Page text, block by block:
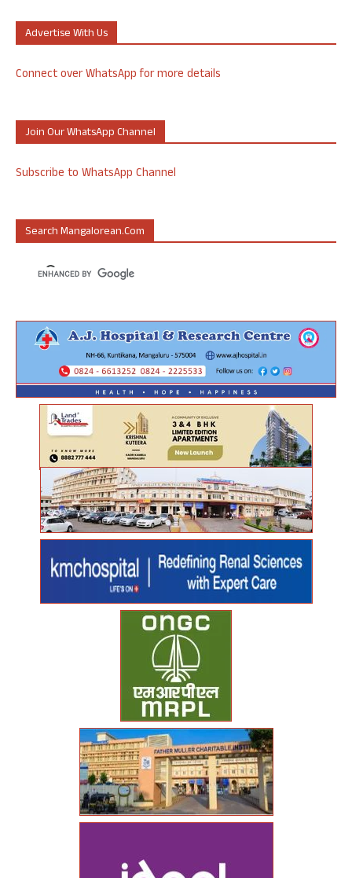
Advertise With Us
Connect over WhatsApp for more details
Join Our WhatsApp Channel
Subscribe to WhatsApp Channel
Search Mangalorean.com